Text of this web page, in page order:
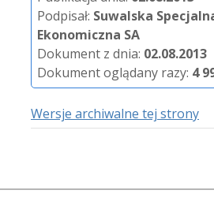
Podpisał: Suwalska
Ekonomiczna SA
Dokument z dnia: 02.08.2013
Dokument oglądany razy: 4
Wersje archiwalne tej strony